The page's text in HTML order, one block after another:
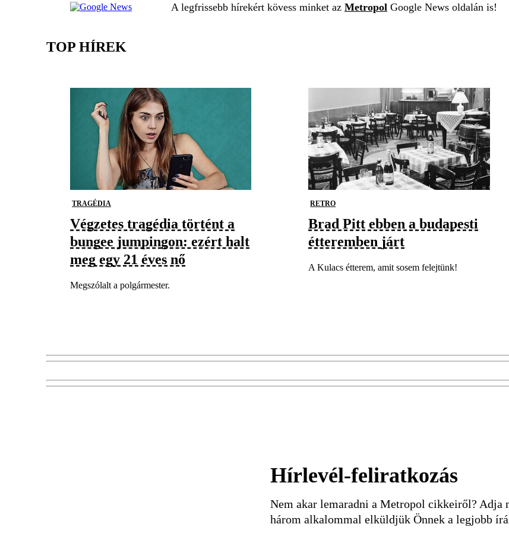
A legfrissebb hírekért kövess minket az Metropol Google News oldalán is!
TOP HÍREK
TRAGÉDIA
Végzetes tragédia történt a
bungee jumpingon: ezért halt
meg egy 21 éves nő
Megszólalt a polgármester.
RETRO
Brad Pitt ebben a budapesti
étteremben járt
A Kulacs étterem, amit sosem felejtünk!
Hírlevél-feliratkozás
Nem akar lemaradni a Metropol cikkeiről? Adja
három alkalommal elküldjük Önnek a legjobb